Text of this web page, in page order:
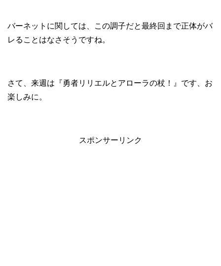
バーネットに関しては、この調子だと最終回まで正体がバ
レることはなさそうですね。
さて、来週は『勇者リリエルとアローラの杖！』です、お
楽しみに。
スポンサーリンク